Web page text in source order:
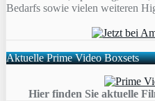
Bedarfs sowie vielen weiteren
Aktuelle Prime Video Boxsets
Hier finden Sie aktuelle